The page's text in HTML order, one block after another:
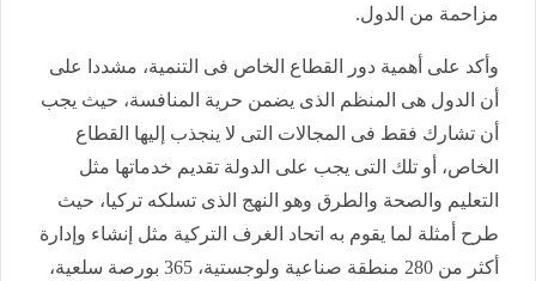
مزاحمة من الدول.
وأكد على أهمية دور القطاع الخاص فى التنمية، مشددا على
أن الدول هى المنظم الذى يضمن حرية المنافسة، حيث يجب
أن تشارك فقط فى المجالات التى لا ينجذب إليها القطاع
الخاص، أو تلك التى يجب على الدولة تقديم خدماتها مثل
التعليم والصحة والطرق وهو النهج الذى تسلكه تركيا، حيث
طرح أمثلة لما يقوم به اتحاد الغرف التركية مثل إنشاء وإدارة
أكثر من 280 منطقة صناعية ولوجستية، 365 بورصة سلعية،